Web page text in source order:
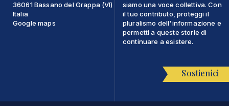
36061 Bassano del Grappa (VI)
Italia
Google maps
siamo una voce collettiva. Con
il tuo contributo, proteggi il
pluralismo dell'informazione e
permetti a queste storie di
continuare a esistere.
Sostienici